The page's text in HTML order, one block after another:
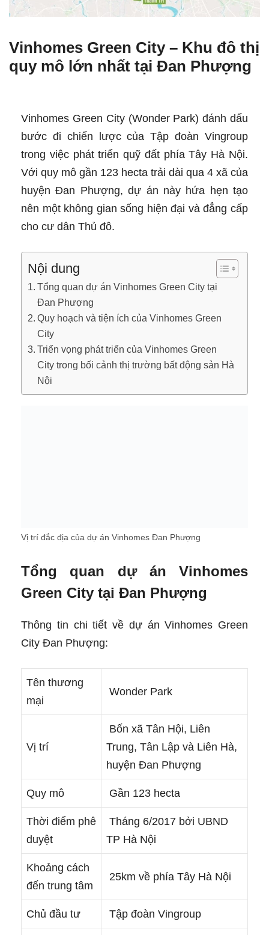
Vinhomes Green City – Khu đô thị
quy mô lớn nhất tại Đan Phượng
Vinhomes Green City (Wonder Park) đánh dấu
bước đi chiến lược của Tập đoàn Vingroup
trong việc phát triển quỹ đất phía Tây Hà Nội.
Với quy mô gần 123 hecta trải dài qua 4 xã của
huyện Đan Phượng, dự án này hứa hẹn tạo
nên một không gian sống hiện đại và đẳng cấp
cho cư dân Thủ đô.
Nội dung
Tổng quan dự án Vinhomes Green City tại
Đan Phượng
Quy hoạch và tiện ích của Vinhomes Green
City
Triển vọng phát triển của Vinhomes Green
City trong bối cảnh thị trường bất động sản Hà
Nội
Vị trí đắc địa của dự án Vinhomes Đan Phượng
Tổng quan dự án Vinhomes
Green City tại Đan Phượng
Thông tin chi tiết về dự án Vinhomes Green
City Đan Phượng:
Tên thương
mại
Wonder Park
Vị trí
Bốn xã Tân Hội, Liên
Trung, Tân Lập và Liên Hà,
huyện Đan Phượng
Quy mô Gần 123 hecta
Thời điểm phê
duyệt
Tháng 6/2017 bởi UBND
TP Hà Nội
Khoảng cách
đến trung tâm
25km về phía Tây Hà Nội
Chủ đầu tư Tập đoàn Vingroup